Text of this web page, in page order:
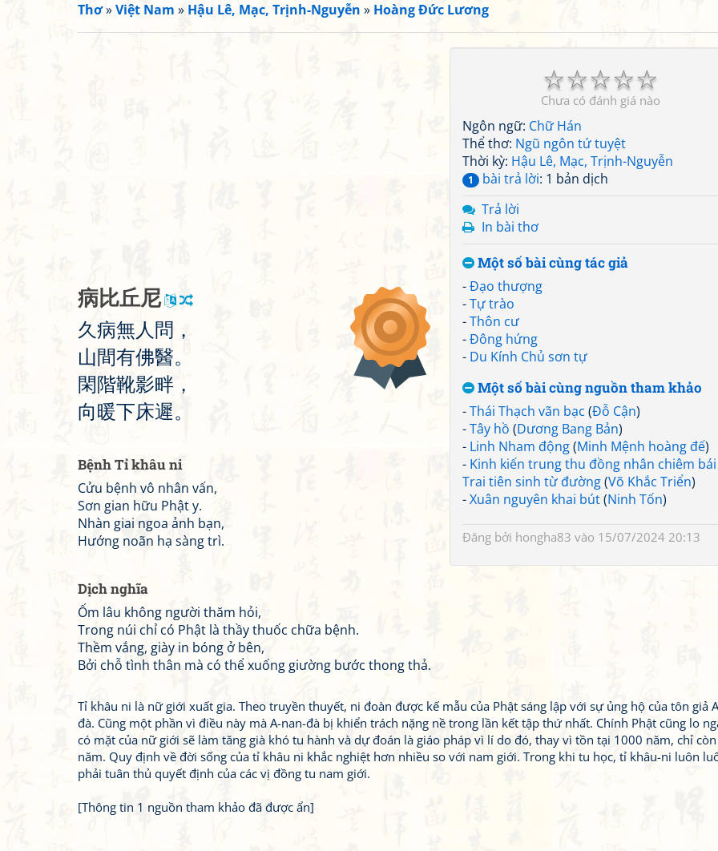
Thơ»Việt Nam » Hậu Lê, Mạc, Trịnh-Nguyễn » Hoàng Đức Lương
☆
☆
☆
☆
☆
Chưa có đánh giá nào
Ngôn ngữ: Chữ Hán
Thể thơ: Ngũ ngôn tứ tuyệt
Thời kỳ: Hậu Lê, Mạc, Trịnh-Nguyễn
1 bài trả lời: 1 bản dịch
Trả lời
In bài thơ
Một số bài cùng tác giả
-Đạo thượng
-Tự trào
-Thôn cư
-Đông hứng
- Du Kính Chủ sơn tự
Một số bài cùng nguồn tham khảo
-Thái Thạch vãn bạc (Đỗ Cận)
-Tây hồ (Dương Bang Bản)
- Linh Nham động(Minh Mệnh hoàng đế)
- Kinh kiến trung thu đồng nhân chiêm
Trai tiên sinh từ đường(Võ Khắc Triển)
-Xuân nguyên khai bút(Ninh Tốn)
Đăng bởi hongha83 vào 15/07/2024 20:13
病比丘尼
久病無 人 問 ，
山間有佛醫。
閑階靴影畔 ，
向暖下床遲。
Bệnh Tỉ khâu ni
Cửu bệnh vô nhân vấn,
Sơn gian hữu Phật y.
Nhàn giai ngoa ảnh bạn,
Hướng noãn hạ sàng trì.
Dịch nghĩa
Ốm lâu không người thăm hỏi,
Trong núi chỉ có Phật là thầy thuốc chữa bệnh.
Thềm vắng, giày in bóng ở bên,
Bởi chỗ tình thân mà có thể xuống giường bước thong thả.
Tỉ khâu ni là nữ giới xuất gia. Theo truyền thuyết, ni đoàn được kế mẫu của Phật sáng lập với sự ủng hộ của tôn giả
đà. Cũng một phần vì điều này mà A-nan-đà bị khiển trách nặng nề trong lần kết tập thứ nhất. Chính Phật cũng lo
có mặt của nữ giới sẽ làm tăng già khó tu hành và dự đoán là giáo pháp vì lí do đó, thay vì tồn tại 1000 năm, chỉ
năm. Quy định về đời sống của tỉ khâu ni khắc nghiệt hơn nhiều so với nam giới. Trong khi tu học, tỉ khâu-ni luôn
phải tuân thủ quyết định của các vị đồng tu nam giới.
[Thông tin 1 nguồn tham khảo đã được ẩn]